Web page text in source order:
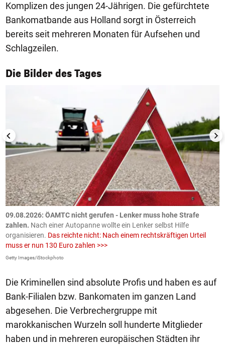
Komplizen des jungen 24-Jährigen. Die gefürchtete
Bankomatbande aus Holland sorgt in Österreich
bereits seit mehreren Monaten für Aufsehen und
Schlagzeilen.
Die Bilder des Tages
1/50
09.08.2026: ÖAMTC nicht gerufen - Lenker muss hohe Strafe
zahlen. Nach einer Autopanne wollte ein Lenker selbst Hilfe
organisieren. Das reichte nicht: Nach einem rechtskräftigen Urteil
muss er nun 130 Euro zahlen >>>
Getty Images/iStockphoto
Die Kriminellen sind absolute Profis und haben es auf
Bank-Filialen bzw. Bankomaten im ganzen Land
abgesehen. Die Verbrechergruppe mit
marokkanischen Wurzeln soll hunderte Mitglieder
haben und in mehreren europäischen Städten ihr